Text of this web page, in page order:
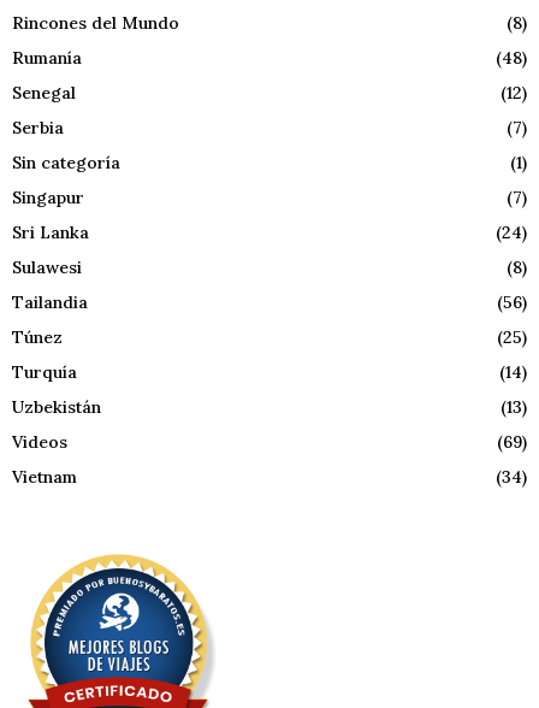
Rincones del Mundo
(8)
Rumanía
(48)
Senegal
(12)
Serbia
(7)
Sin categoría
(1)
Singapur
(7)
Sri Lanka
(24)
Sulawesi
(8)
Tailandia
(56)
Túnez
(25)
Turquía
(14)
Uzbekistán
(13)
Videos
(69)
Vietnam
(34)